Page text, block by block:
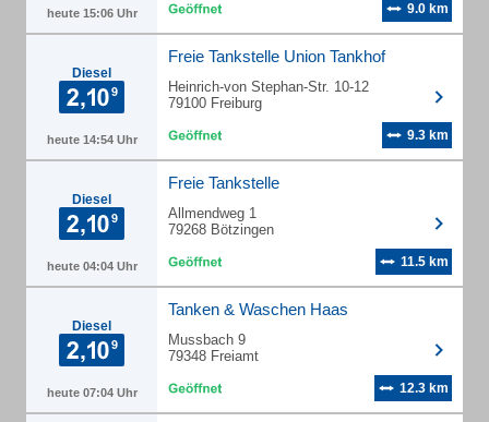
heute 15:06 Uhr 9.0 km
Diesel
heute 14:54 Uhr
Freie Tankstelle Union Tankhof
Heinrich-von Stephan-Str. 10-12
79100 Freiburg
9.3 km
Diesel
heute 04:04 Uhr
Freie Tankstelle
Allmendweg 1
79268 Bötzingen
11.5 km
Diesel
heute 07:04 Uhr
Tanken & Waschen Haas
Mussbach 9
79348 Freiamt
12.3 km